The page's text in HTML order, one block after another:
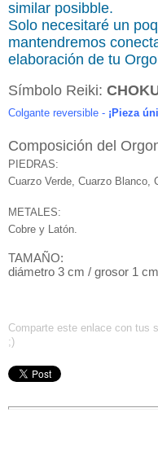
similar posibble.
Solo necesitaré un
mantendremos
elaboración de tu
Símbolo Reiki:
Colgante reversible - ¡Pieza
Composición del
PIEDRAS:
Cuarzo Verde, Cuarzo Blanco,
METALES:
Cobre y Latón.
TAMAÑO:
diámetro 3 cm / grosor 1 cm
Comparte este enlace con tus
;)